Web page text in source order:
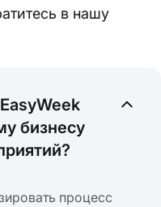
в нашу
бизнесу
процесс